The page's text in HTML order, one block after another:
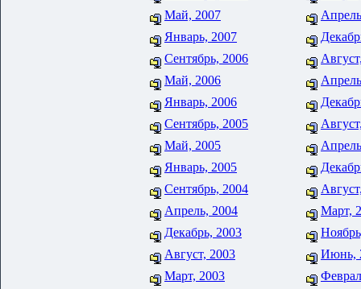
Май, 2007
Январь, 2007
Сентябрь, 2006
Май, 2006
Январь, 2006
Сентябрь, 2005
Май, 2005
Январь, 2005
Сентябрь, 2004
Апрель, 2004
Март,
Декабрь, 2003
Август, 2003
Июнь,
Март, 2003